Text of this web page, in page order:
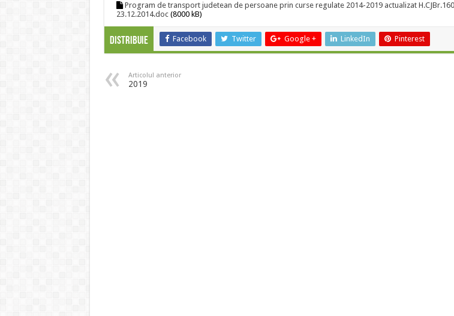
Program de transport judetean de persoane prin curse regulate 2014-2019 actualizat
23.12.2014.doc(8000 kB)
Distribuie Facebook Twitter Google + LinkedIn Pinterest
Articolul anterior
2019